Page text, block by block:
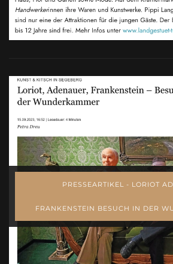
PRESSEARTIKEL - LORIOT
FRANKENSTEIN BESUCH IN DER